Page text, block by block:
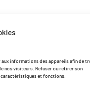
informations des appareils afin de
nos visiteurs. Refuser ou retirer son
et fonctions.